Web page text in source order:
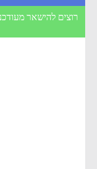
רוצים להישאר